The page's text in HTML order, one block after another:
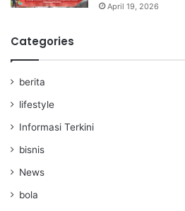
April 19, 2026
Categories
berita
lifestyle
Informasi Terkini
bisnis
News
bola